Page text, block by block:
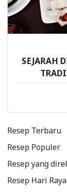
SEJARAH
Resep Terbaru
Resep Populer
Resep yang
Resep Hari Raya